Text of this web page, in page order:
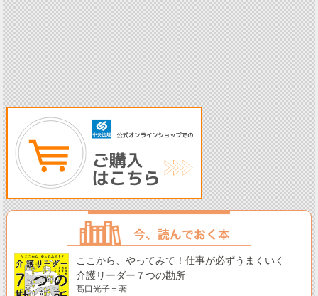
ここから、やってみて！仕事が必ずうまくいく
介護リーダー７つの勘所
髙口光子＝著